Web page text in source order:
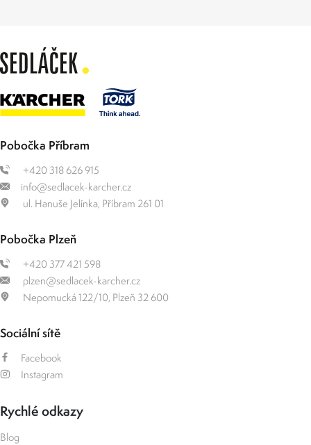
Pobočka Příbram
+420 318 626 915
info@sedlacek-karcher.cz
ul. Hanuše Jelínka, Příbram 261 01
Pobočka Plzeň
+420 377 421 598
plzen@sedlacek-karcher.cz
Nepomucká 122/10, Plzeň 32 600
Sociální sítě
Facebook
Instagram
Rychlé odkazy
Blog